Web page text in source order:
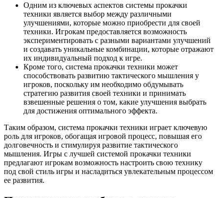
Одним из ключевых аспектов системы прокачки
техники является выбор между различными
улучшениями, которые можно приобрести для своей
техники. Игрокам предоставляется возможность
экспериментировать с разными вариантами улучшений
и создавать уникальные комбинации, которые отражают
их индивидуальный подход к игре.
Кроме того, система прокачки техники может
способствовать развитию тактического мышления у
игроков, поскольку им необходимо обдумывать
стратегию развития своей техники и принимать
взвешенные решения о том, какие улучшения выбрать
для достижения оптимального эффекта.
Таким образом, система прокачки техники играет ключевую
роль для игроков, обогащая игровой процесс, повышая его
долговечность и стимулируя развитие тактического
мышления. Игры с лучшей системой прокачки техники
предлагают игрокам возможность настроить свою технику
под свой стиль игры и насладиться увлекательным процессом
ее развития.